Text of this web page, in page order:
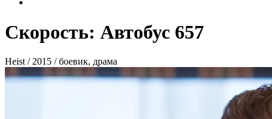
Скорость: Автобус 657
Heist / 2015 / боевик, драма